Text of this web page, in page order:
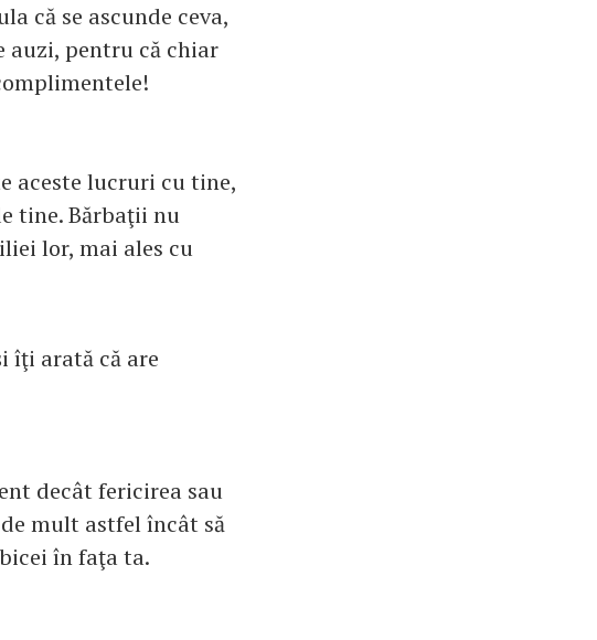
că se ascunde ceva,
auzi, pentru că chiar
aceste lucruri cu tine,
tine. Bărbaţii nu
lor, mai ales cu
îţi arată că are
decât fericirea sau
mult astfel încât să
în faţa ta.